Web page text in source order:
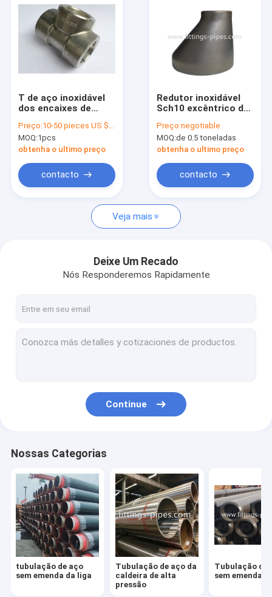
Produtos
Sobre nós
Excursão da fábrica
Peça umas citações
VR
tubulação de aço sem emenda da liga
Tubulação de aço sem emenda
Encaixes do aço de liga
Carretéis pré-fabricados da tubulação
Encaixes de tubulação de aço forjados
Curvatura de tubulação de aço
encaixes de tubulação de aço inoxidável
Flanges de aço inoxidável
T de aço inoxidável
dos encaixes de
B16.11 que limpa
com jato de areia o
OEM de superfície
Preço:10-50 pieces US $86 / Piece;>50 pieces US $ 74/ Piece
MOQ:1pcs
obtenha o ultimo preço
contacto
Redutor inoxidável
Sch10 excêntrico do
Preço:negotiable
MOQ:de 0.5 toneladas
obtenha o ultimo preço
contacto
Veja mais
Deixe Um Recado
Nós Responderemos Rapidamente
Continue
Nossas Categorias
tubulação de aço
sem emenda da liga
Tubulação de aço da
caldeira de alta
pressão
Tubulação de
sem emenda